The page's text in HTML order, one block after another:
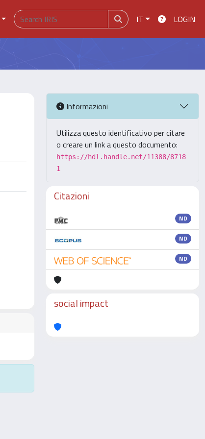
IT LOGIN
Informazioni
Utilizza questo identificativo per citare
o creare un link a questo documento:
https://hdl.handle.net/11388/8718
1
Citazioni
ND
ND
ND
social impact